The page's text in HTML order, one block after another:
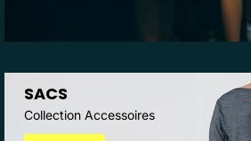
SACS
Collection Accessoires